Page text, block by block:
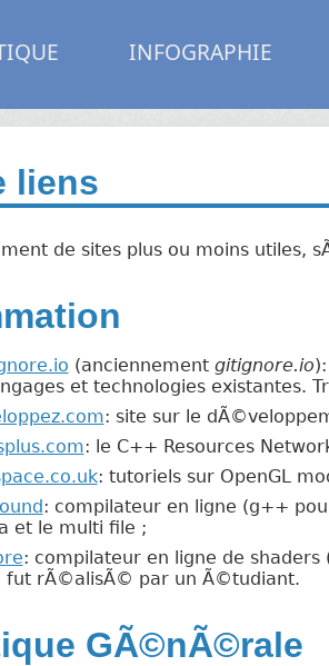
INFOGRAPHIE
liens
de sites plus ou moins utiles,
(anciennement gitignore.io
et technologies existantes.
: site sur le
: le C++ Resources
: tutoriels sur OpenGL
: compilateur en ligne (g++
et le multi file ;
: compilateur en ligne de
fut rÃ©alisÃ© par un Ã©tudiant.
GÃ©nÃ©rale